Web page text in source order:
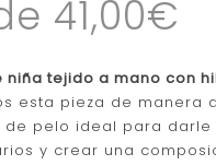
41,00€
niña tejido a mano con
esta pieza de manera
de pelo ideal para
y crear una